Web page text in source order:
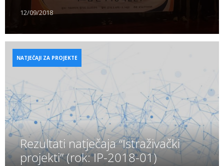
12/09/2018
Rezultati natječaja “Istraživački
projekti” (rok: IP-2018-01)
NATJEČAJI ZA PROJEKTE